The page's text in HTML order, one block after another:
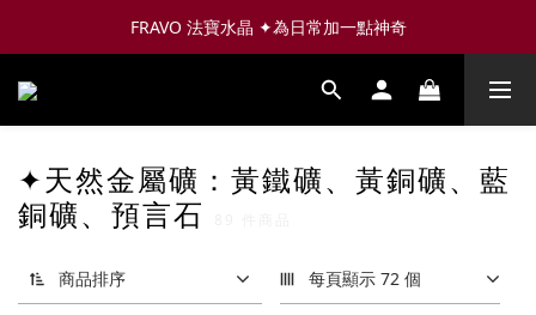
FRAVO 法寶水晶 ✦為日常加一點神奇
✦天然金屬礦：黃鐵礦、黃銅礦、藍
銅礦、預言石
商品排序 每頁顯示 72 個